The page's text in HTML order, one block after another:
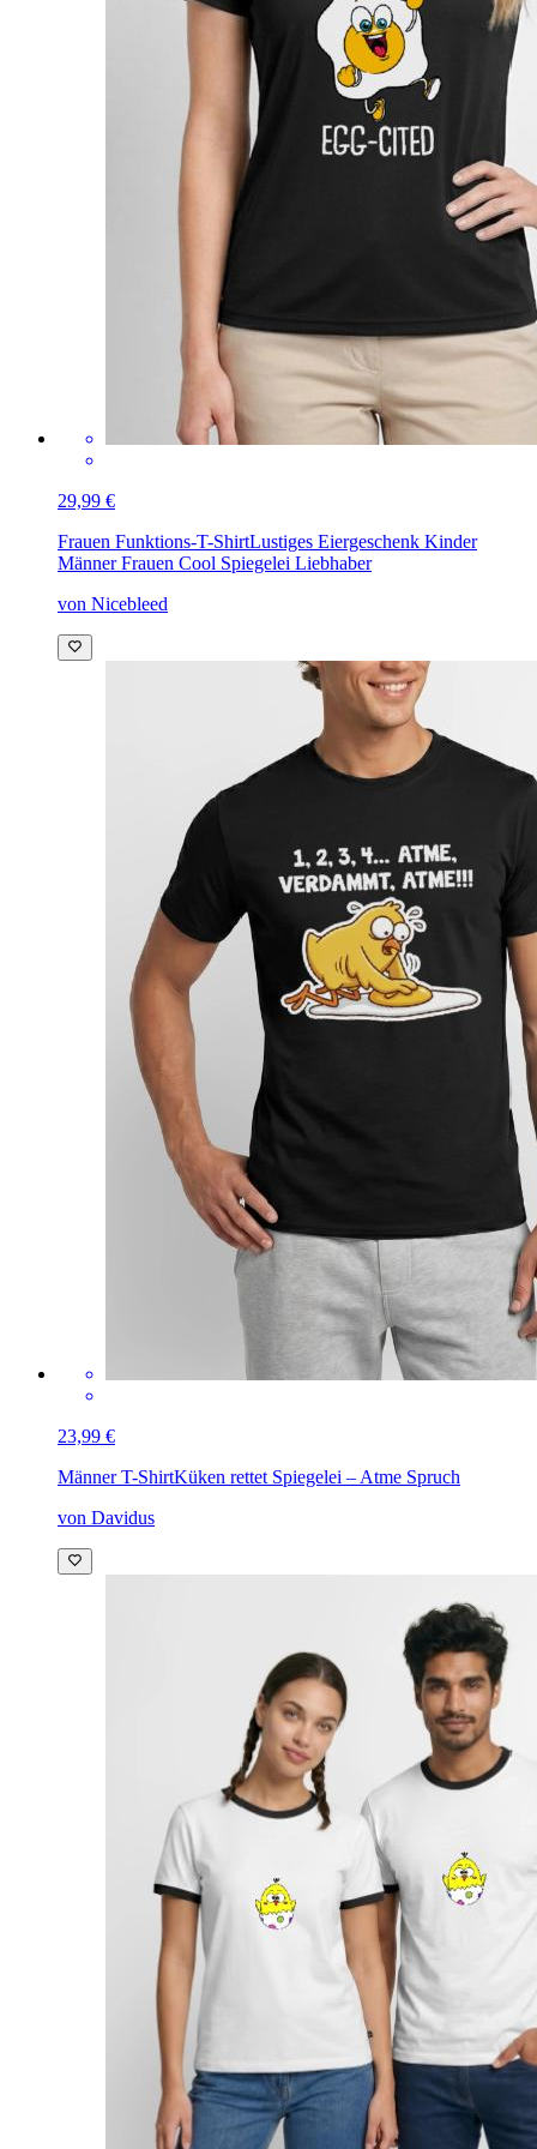
29,99 €
Frauen Funktions-T-ShirtLustiges Eiergeschenk Kinder
Männer Frauen Cool Spiegelei Liebhaber
von Nicebleed
23,99 €
Männer T-ShirtKüken rettet Spiegelei – Atme Spruch
von Davidus